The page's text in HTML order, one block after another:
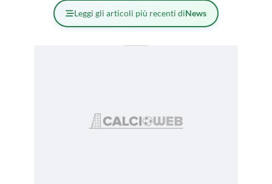
Leggi gli articoli più recenti diNews